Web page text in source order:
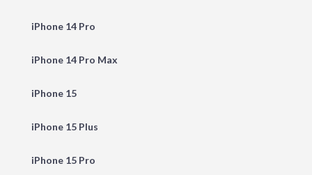
iPhone 14 Pro
iPhone 14 Pro Max
iPhone 15
iPhone 15 Plus
iPhone 15 Pro